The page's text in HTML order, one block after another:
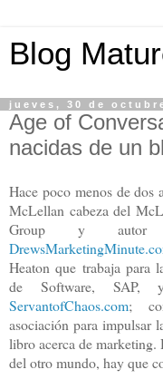
Blog
jueves, 30 de
Age of
nacidas de un
Hace poco menos de dos
McLellan cabeza del
Group y
Heaton que trabaja para
de Software, SAP,
ServantofChaos.com;
asociación para impulsar
libro acerca de marketing.
del otro mundo, hay que